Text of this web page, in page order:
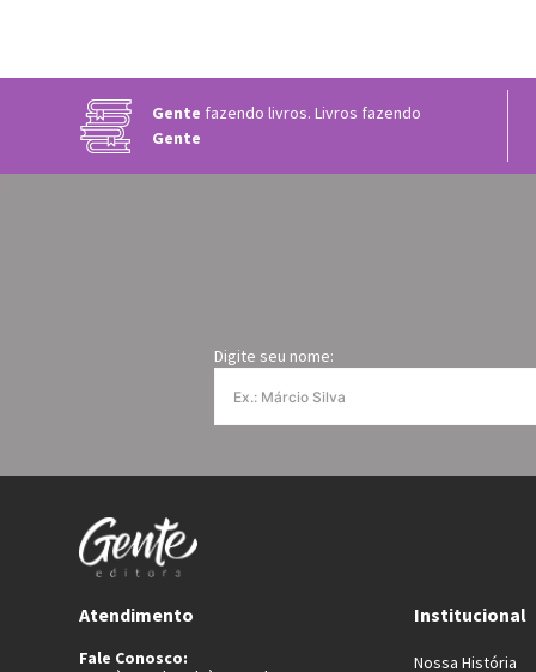
Gente fazendo livros. Livros fazendo
Gente
Digite seu nome:
Atendimento
Fale Conosco:
Institucional
Nossa História